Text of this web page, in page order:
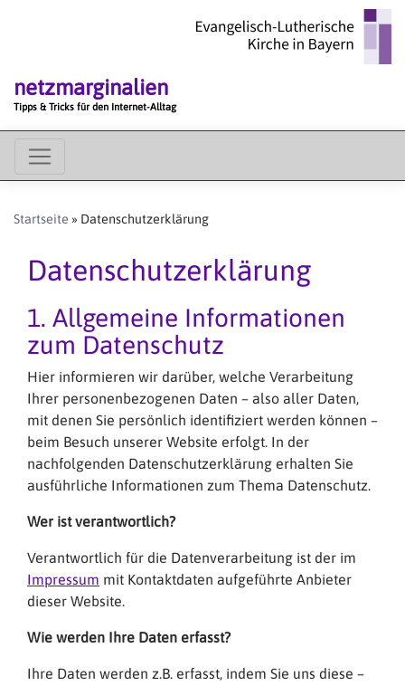
netzmarginalien
Tipps & Tricks für den Internet-Alltag
MAIN
MENU
Startseite Datenschutzerklärung
Datenschutzerklärung
1. Allgemeine Informationen
zum Datenschutz
Hier informieren wir darüber, welche Verarbeitung
Ihrer personenbezogenen Daten – also aller Daten,
mit denen Sie persönlich identifiziert werden können –
beim Besuch unserer Website erfolgt. In der
nachfolgenden Datenschutzerklärung erhalten Sie
ausführliche Informationen zum Thema Datenschutz.
Wer ist verantwortlich?
Verantwortlich für die Datenverarbeitung ist der im
Impressum mit Kontaktdaten aufgeführte Anbieter
dieser Website.
Wie werden Ihre Daten erfasst?
Ihre Daten werden z.B. erfasst, indem Sie uns diese –